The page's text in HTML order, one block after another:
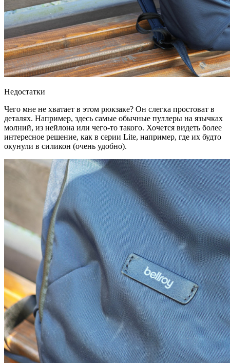
Недостатки
Чего мне не хватает в этом рюкзаке? Он слегка простоват в
деталях. Например, здесь самые обычные пуллеры на язычках
молний, из нейлона или чего-то такого. Хочется видеть более
интересное решение, как в серии Lite, например, где их будто
окунули в силикон (очень удобно).